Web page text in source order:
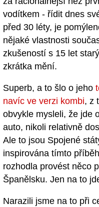
vodítkem - řídit dnes
před 30 léty, je
nějaké vlastnosti
zkušeností s 15 let
zkrátka mění.
Superb, a to šlo o jeho
navíc ve verzi kombi, z
obvykle mysleli, že jde
auto, nikoli relativně
Ale to jsou Spojené
inspirována tímto
rozhodla provést něco
Španělsku. Jen na to
Narazili jsme na to při